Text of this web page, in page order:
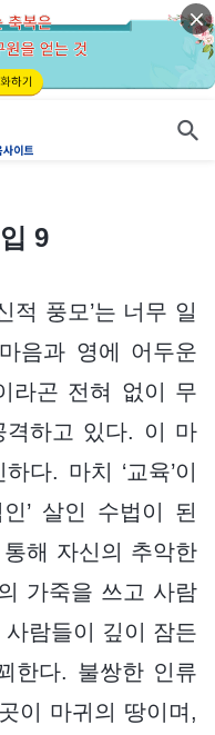
9
적 풍모’는 너무 일
음과 영에 어두운
라곤 전혀 없이 무
격하고 있다. 이 마
다. 마치 ‘교육’이
인’ 살인 수법이 된
통해 자신의 추악한
가죽을 쓰고 사람
람들이 깊이 잠든
한다. 불쌍한 인류
이 마귀의 땅이며,